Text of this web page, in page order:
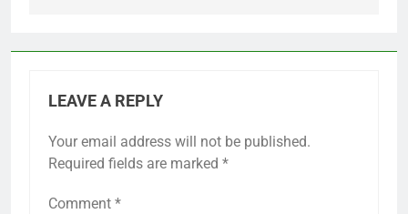
LEAVE A REPLY
Your email address will not be published.
Required fields are marked *
Comment *